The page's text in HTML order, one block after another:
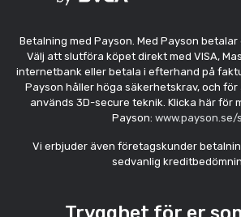
Betalning med Payson. Med Payson
Välj att slutföra köpet direkt med VISA,
internetbank eller betala i efterhand på
Payson håller höga säkerhetskrav, och
används 3D-secure teknik. Klicka här för
Payson: www.payson.se/
Vi erbjuder även företagskunder
sedvanlig